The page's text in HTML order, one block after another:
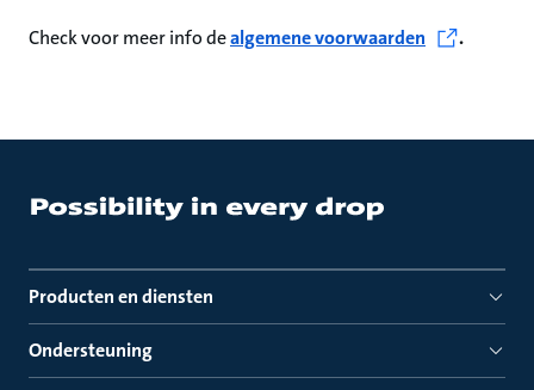
Check voor meer info dealgemene voorwaarden .
Producten en diensten
Ondersteuning